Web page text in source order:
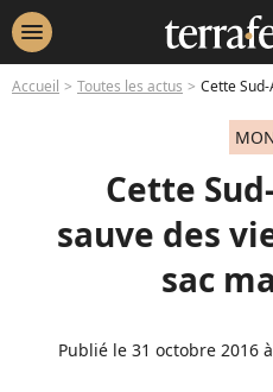
menu
Accueil Toutes les actus Cette Sud-
Cette
sauve des
sac
Publié le 31 octobre 2016